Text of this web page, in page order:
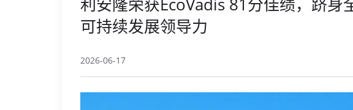
可持续发展领导力
2026-06-17